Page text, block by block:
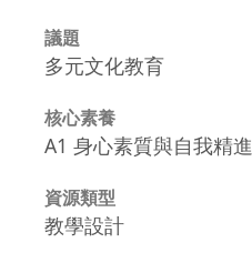
議題
多元文化教育
核心素養
A1 身心素質與自我精進
資源類型
教學設計